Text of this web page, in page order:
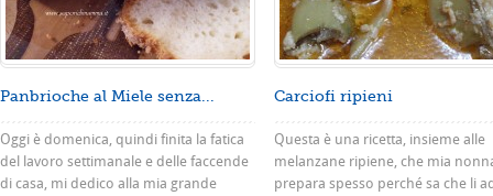
Panbrioche al Miele senza...
Oggi è domenica, quindi finita la fatica
del lavoro settimanale e delle faccende
di casa, mi dedico alla mia grande
Carciofi ripieni
Questa è una ricetta, insieme alle
melanzane ripiene, che mia
prepara spesso perché sa che li